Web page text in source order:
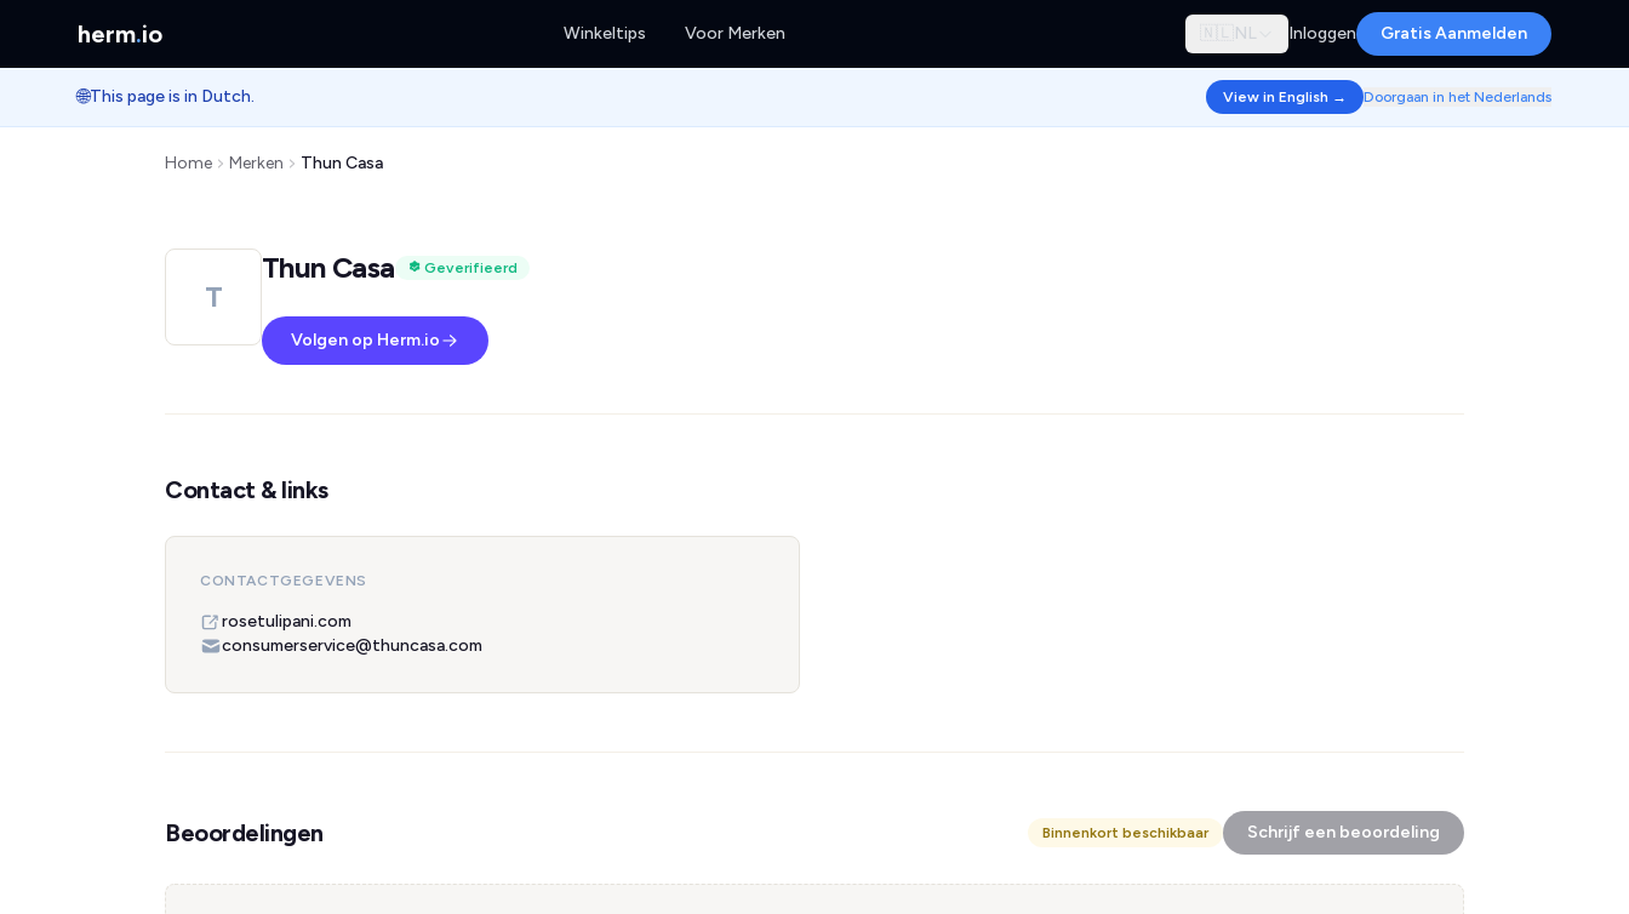
herm.io Winkeltips Voor Merken 🇳🇱 NL Inloggen Gratis Aanmelden
🌐This page is in Dutch. View in English → Doorgaan in het Nederlands
Home Merken Thun Casa
T
Thun Casa Geverifieerd
Volgen op Herm.io
Contact & links
CONTACTGEGEVENS
rosetulipani.com
consumerservice@thuncasa.com
Beoordelingen Binnenkort beschikbaar Schrijf een beoordeling